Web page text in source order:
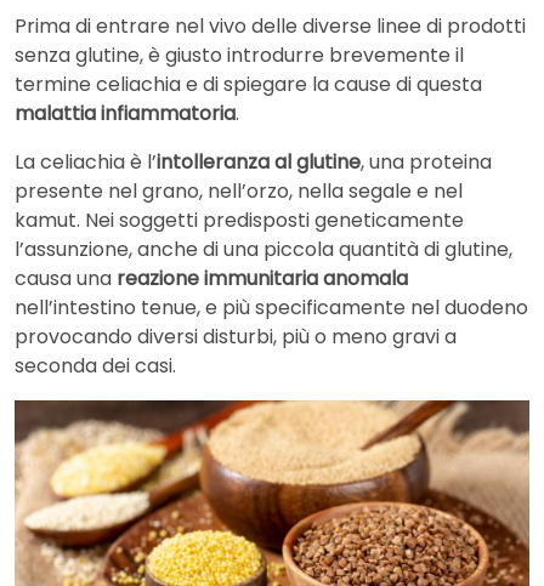
Prima di entrare nel vivo delle diverse linee di prodotti
senza glutine, è giusto introdurre brevemente il
termine celiachia e di spiegare la cause di questa
malattia infiammatoria.
La celiachia è l’intolleranza al glutine, una proteina
presente nel grano, nell’orzo, nella segale e nel
kamut. Nei soggetti predisposti geneticamente
l’assunzione, anche di una piccola quantità di glutine,
causa una reazione immunitaria anomala
nell’intestino tenue, e più specificamente nel duodeno
provocando diversi disturbi, più o meno gravi a
seconda dei casi.